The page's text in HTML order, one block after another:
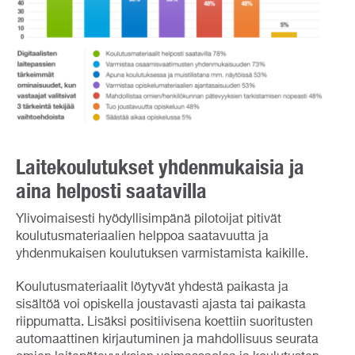
Laitekoulutukset yhdenmukaisia ja
aina helposti saatavilla
Ylivoimaisesti hyödyllisimpänä pilotoijat pitivät
koulutusmateriaalien helppoa saatavuutta ja
yhdenmukaisen koulutuksen varmistamista kaikille.
Koulutusmateriaalit löytyvät yhdestä paikasta ja
sisältöä voi opiskella joustavasti ajasta tai paikasta
riippumatta. Lisäksi positiivisena koettiin suoritusten
automaattinen kirjautuminen ja mahdollisuus seurata